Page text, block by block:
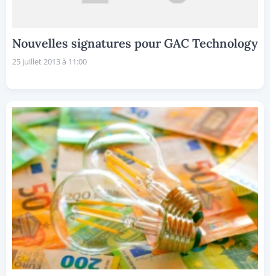
Nouvelles signatures pour GAC Technology
25 juillet 2013 à 11:00